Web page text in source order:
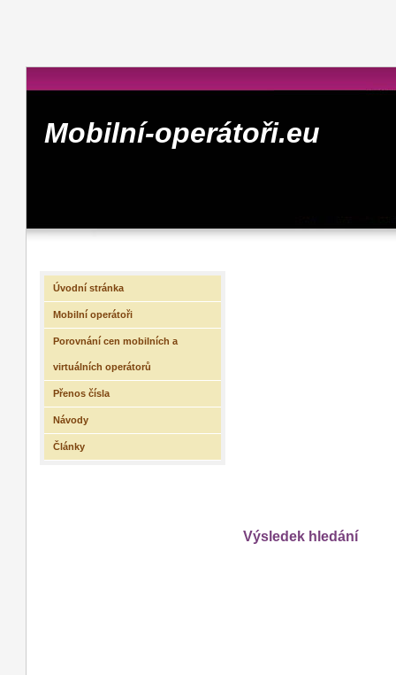
Mobilní-operátoři.eu
Výsledek hledání
Úvodní stránka
Mobilní operátoři
Porovnání cen mobilních a
virtuálních operátorů
Přenos čísla
Návody
Články